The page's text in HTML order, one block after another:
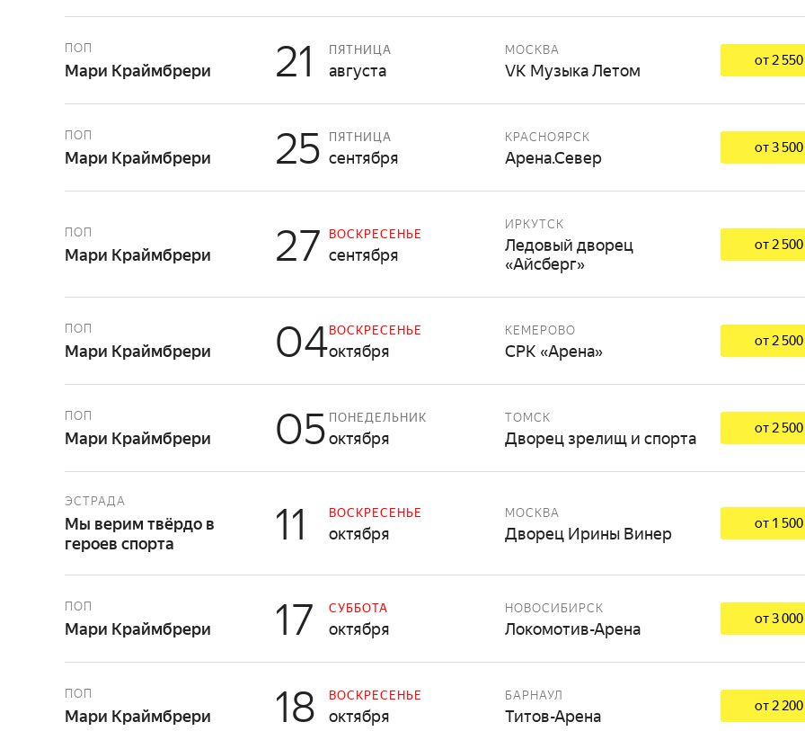
ПОП
Мари Краймбрери 21 ПЯТНИЦА
августа
МОСКВА
VK Музыка Летом
от 2
ПОП
Мари Краймбрери 25 ПЯТНИЦА
сентября
КРАСНОЯРСК
Арена.Север
от 3
ПОП
Мари Краймбрери 27 ВОСКРЕСЕНЬЕ
сентября
ИРКУТСК
Ледовый дворец
«Айсберг»
от 2
ПОП
Мари Краймбрери 04ВОСКРЕСЕНЬЕ
октября
КЕМЕРОВО
СРК «Арена»
от 2
ПОП
Мари Краймбрери 05 ПОНЕДЕЛЬНИК
октября
ТОМСК
Дворец зрелищ и спорта
от 2
ЭСТРАДА
Мы верим твёрдо в
героев спорта
11 ВОСКРЕСЕНЬЕ
октября
МОСКВА
Дворец Ирины Винер
от 1
ПОП
Мари Краймбрери 17 СУББОТА
октября
НОВОСИБИРСК
Локомотив-Арена
от 3
ПОП
Мари Краймбрери 18 ВОСКРЕСЕНЬЕ
октября
БАРНАУЛ
Титов-Арена
от 2